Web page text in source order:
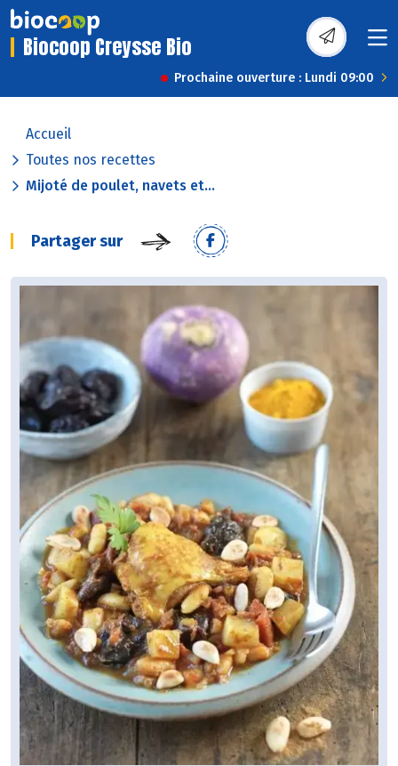
Biocoop Creysse Bio
Prochaine ouverture : Lundi 09:00
Accueil
Toutes nos recettes
Mijoté de poulet, navets et...
Partager sur